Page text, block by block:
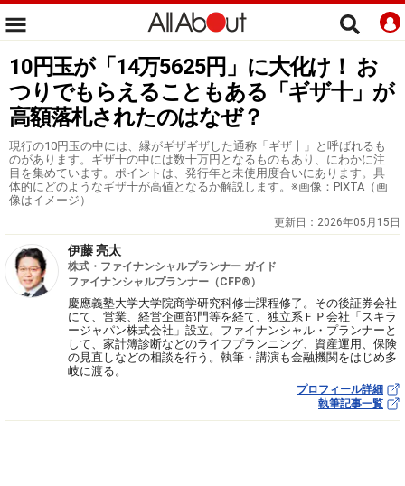
10円玉が「14万5625円」に大化け！ お
つりでもらえることもある「ギザ十」が
高額落札されたのはなぜ？
現行の10円玉の中には、縁がギザギザした通称「ギザ十」と呼ばれるも
のがあります。ギザ十の中には数十万円となるものもあり、にわかに注
目を集めています。ポイントは、発行年と未使用度合いにあります。具
体的にどのようなギザ十が高値となるか解説します。※画像：PIXTA（画
像はイメージ）
更新日： 2026年05月15日
伊藤 亮太
株式・ファイナンシャルプランナー ガイド
ファイナンシャルプランナー（CFP®）
慶應義塾大学大学院商学研究科修士課程修了。その後証券会社
にて、営業、経営企画部門等を経て、独立系ＦＰ会社「スキラ
ージャパン株式会社」設立。ファイナンシャル・プランナーと
して、家計簿診断などのライフプランニング、資産運用、保険
の見直しなどの相談を行う。執筆・講演も金融機関をはじめ多
岐に渡る。
プロフィール詳細
執筆記事一覧